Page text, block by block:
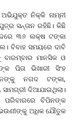
ନିକ୍କି ନାମ୍ନୀ
ସନ୍ତାନ ରହିଛି। କିଛି
୩୬ ଲକ୍ଷ ଟଙ୍କା
ବିବାହ ସମୟରେ ଦାବି
ମାନସିକ ଓ
ପିତା ଭିଖାରୀ ସିଂହ
ନଗଦ ଟଙ୍କା,
ଦିଆଯାଇଥିଲା।
ବିପିନଙ୍କ
ଅଧିକ ଯୌତୁକ